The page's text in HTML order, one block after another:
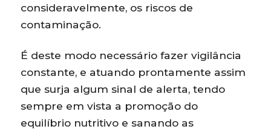
consideravelmente, os riscos de
contaminação.
É deste modo necessário fazer vigilância
constante, e atuando prontamente assim
que surja algum sinal de alerta, tendo
sempre em vista a promoção do
equilíbrio nutritivo e sanando as